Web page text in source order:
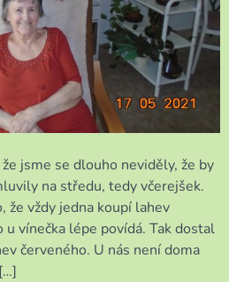
jsme se dlouho neviděly, že by
na středu, tedy včerejšek.
že vždy jedna koupí lahev
vínečka lépe povídá. Tak dostal
červeného. U nás není doma